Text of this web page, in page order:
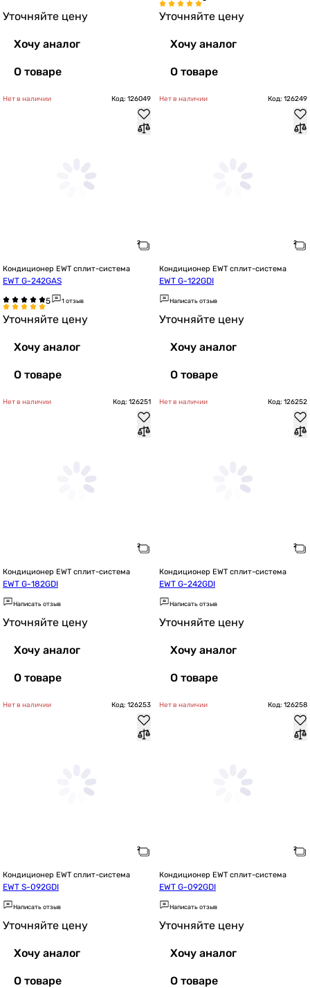
Уточняйте цену
Хочу аналог
О товаре
Уточняйте цену
Хочу аналог
О товаре
Нет в наличии Код: 126049
Кондиционер EWT сплит-система
EWT G-242GAS
1 отзыв
Уточняйте цену
Хочу аналог
О товаре
Нет в наличии Код: 126249
Кондиционер EWT сплит-система
EWT G-122GDI
Написать отзыв
Уточняйте цену
Хочу аналог
О товаре
Нет в наличии Код: 126251
Кондиционер EWT сплит-система
EWT G-182GDI
Написать отзыв
Уточняйте цену
Хочу аналог
О товаре
Нет в наличии Код: 126252
Кондиционер EWT сплит-система
EWT G-242GDI
Написать отзыв
Уточняйте цену
Хочу аналог
О товаре
Нет в наличии Код: 126253
Кондиционер EWT сплит-система
EWT S-092GDI
Написать отзыв
Уточняйте цену
Хочу аналог
О товаре
Нет в наличии Код: 126258
Кондиционер EWT сплит-система
EWT G-092GDI
Написать отзыв
Уточняйте цену
Хочу аналог
О товаре